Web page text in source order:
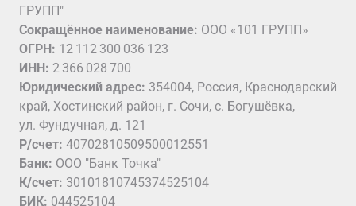
ГРУПП"
Сокращённое наименование: ООО «101 ГРУПП»
ОГРН: 12 112 300 036 123
ИНН: 2 366 028 700
Юридический адрес: 354004, Россия, Краснодарский
край, Хостинский район, г. Сочи, с. Богушёвка,
ул. Фундучная, д. 121
Р/счет: 40702810509500012551
Банк: ООО "Банк Точка"
К/счет: 30101810745374525104
БИК: 044525104